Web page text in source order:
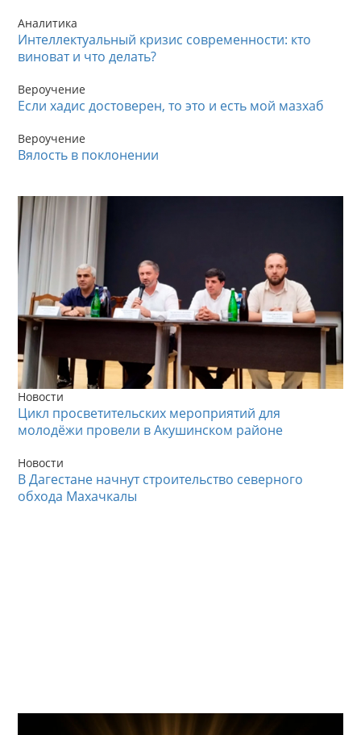
Аналитика
Интеллектуальный кризис современности: кто
виноват и что делать?
Вероучение
Если хадис достоверен, то это и есть мой мазхаб
Вероучение
Вялость в поклонении
Новости
Цикл просветительских мероприятий для
молодёжи провели в Акушинском районе
Новости
В Дагестане начнут строительство северного
обхода Махачкалы